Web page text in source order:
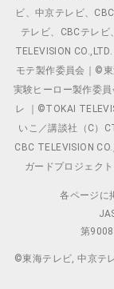
ビ、中京テレビ、
テレビ、CBCテレ
TELEVISION
モテ製作委員会｜©
実験ヒーロー製作委
レ ｜©TOKAI
いこ／講談社（C）
CBC TELEVISION
ガードプロジェク
各ページに
第
©東海テレビ, 中京テ